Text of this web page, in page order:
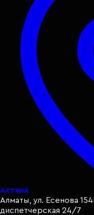
Астана
Алматы, ул. Есенова 154
диспетчерская 24/7